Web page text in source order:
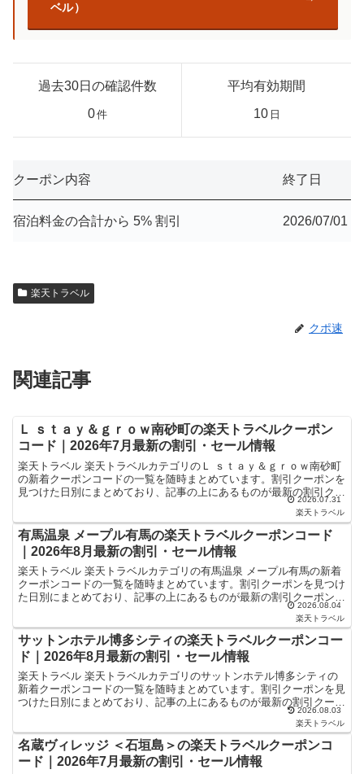
ベル）
過去30日の確認件数
0件
平均有効期間
10 日
クーポン内容 終了日
宿泊料金の合計から 5% 割引 2026/07/01
楽天トラベル
クポ速
関連記事
Ｌ ｓｔａｙ＆ｇｒｏｗ南砂町の楽天トラベルクーポン
コード｜2026年7月最新の割引・セール情報
楽天トラベル 楽天トラベルカテゴリのＬ ｓｔａｙ＆ｇｒｏｗ南砂町
の新着クーポンコードの一覧を随時まとめています。割引クーポンを
見つけた日別にまとめており、記事の上にあるものが最新の割引クー
ポンになります。ホテル・旅館宿泊の予約などで使えるク...2026.07.31
楽天トラベル
有馬温泉 メープル有馬の楽天トラベルクーポンコード
｜2026年8月最新の割引・セール情報
楽天トラベル 楽天トラベルカテゴリの有馬温泉 メープル有馬の新着
クーポンコードの一覧を随時まとめています。割引クーポンを見つけ
た日別にまとめており、記事の上にあるものが最新の割引クーポンに
なります。ホテル・旅館宿泊の予約などで使えるクーポン...2026.08.04
楽天トラベル
サットンホテル博多シティの楽天トラベルクーポンコー
ド｜2026年8月最新の割引・セール情報
楽天トラベル 楽天トラベルカテゴリのサットンホテル博多シティの
新着クーポンコードの一覧を随時まとめています。割引クーポンを見
つけた日別にまとめており、記事の上にあるものが最新の割引クーポ
ンになります。ホテル・旅館宿泊の予約などで使えるクーポ...2026.08.03
楽天トラベル
名蔵ヴィレッジ ＜石垣島＞の楽天トラベルクーポンコ
ード｜2026年7月最新の割引・セール情報